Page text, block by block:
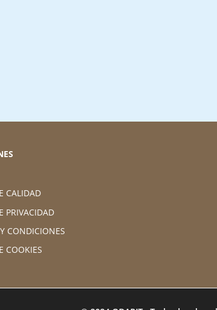
CALIDAD
PRIVACIDAD
CONDICIONES
COOKIES